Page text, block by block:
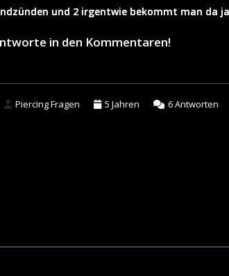
und 2 irgentwie bekommt man da
in den Kommentaren!
Piercing Fragen 5 Jahren 6Antworten